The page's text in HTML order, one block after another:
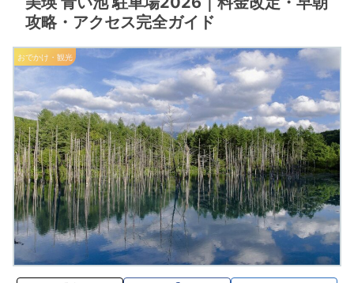
攻略・アクセス完全ガイド
おでかけ・観光